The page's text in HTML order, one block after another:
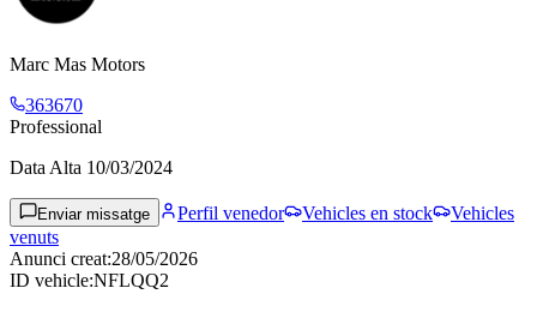
Marc Mas Motors
363670
Professional
Data Alta 10/03/2024
Enviar missatge Perfil venedor Vehicles en stock
Vehicles
venuts
Anunci creat:28/05/2026
ID vehicle:NFLQQ2